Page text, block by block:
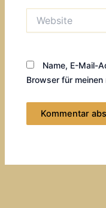
Name, E-Mail-
Browser für